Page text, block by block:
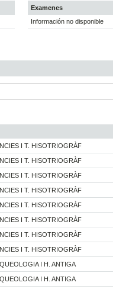
Examenes
Información no disponible
I T. HISOTRIOGRÀF
I T. HISOTRIOGRÀF
I T. HISOTRIOGRÀF
I T. HISOTRIOGRÀF
I T. HISOTRIOGRÀF
I T. HISOTRIOGRÀF
I T. HISOTRIOGRÀF
I T. HISOTRIOGRÀF
I H. ANTIGA
I H. ANTIGA